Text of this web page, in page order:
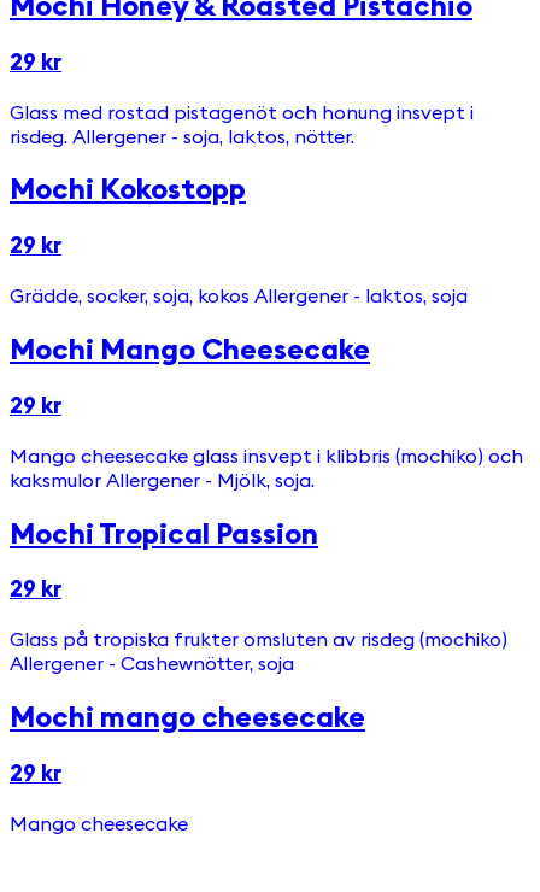
Mochi Honey & Roasted Pistachio
29 kr
Glass med rostad pistagenöt och honung insvept i
risdeg. Allergener - soja, laktos, nötter.
Mochi Kokostopp
29 kr
Grädde, socker, soja, kokos Allergener - laktos, soja
Mochi Mango Cheesecake
29 kr
Mango cheesecake glass insvept i klibbris (mochiko) och
kaksmulor Allergener - Mjölk, soja.
Mochi Tropical Passion
29 kr
Glass på tropiska frukter omsluten av risdeg (mochiko)
Allergener - Cashewnötter, soja
Mochi mango cheesecake
29 kr
Mango cheesecake